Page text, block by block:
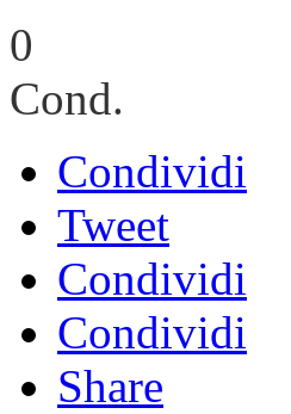
0
Cond.
Condividi
Tweet
Condividi
Condividi
Share